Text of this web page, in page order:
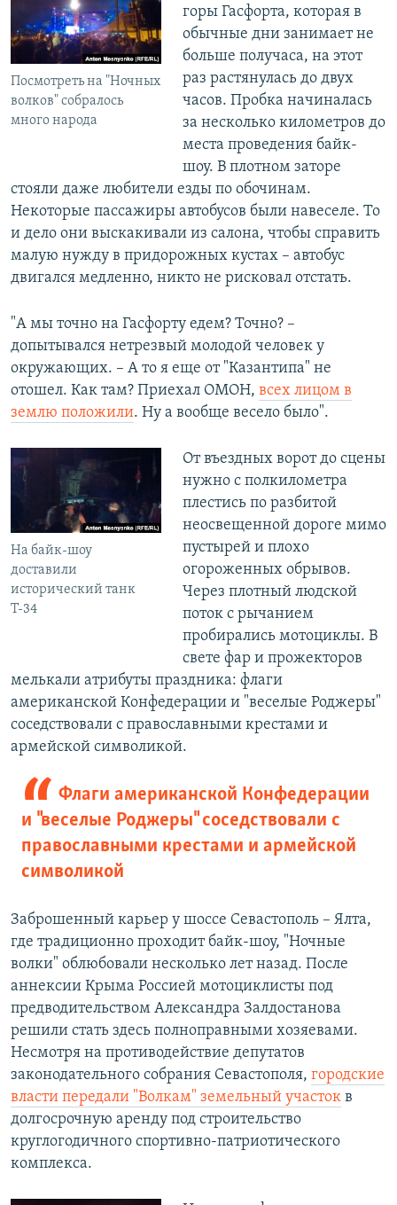
Посмотреть на "Ночных
волков" собралось
много народа
горы Гасфорта, которая в
обычные дни занимает не
больше получаса, на этот
раз растянулась до двух
часов. Пробка начиналась
за несколько километров до
места проведения байк-
шоу. В плотном заторе
стояли даже любители езды по обочинам.
Некоторые пассажиры автобусов были навеселе. То
и дело они выскакивали из салона, чтобы справить
малую нужду в придорожных кустах – автобус
двигался медленно, никто не рисковал отстать.
"А мы точно на Гасфорту едем? Точно? –
допытывался нетрезвый молодой человек у
окружающих. – А то я еще от "Казантипа" не
отошел. Как там? Приехал ОМОН, всех лицом в
землю положили. Ну а вообще весело было".
На байк-шоу
доставили
исторический танк
Т-34
От въездных ворот до сцены
нужно с полкилометра
плестись по разбитой
неосвещенной дороге мимо
пустырей и плохо
огороженных обрывов.
Через плотный людской
поток с рычанием
пробирались мотоциклы. В
свете фар и прожекторов
мелькали атрибуты праздника: флаги
американской Конфедерации и "веселые Роджеры"
соседствовали с православными крестами и
армейской символикой.
Флаги американской Конфедерации
и "веселые Роджеры" соседствовали с
православными крестами и армейской
символикой
Заброшенный карьер у шоссе Севастополь – Ялта,
где традиционно проходит байк-шоу, "Ночные
волки" облюбовали несколько лет назад. После
аннексии Крыма Россией мотоциклисты под
предводительством Александра Залдостанова
решили стать здесь полноправными хозяевами.
Несмотря на противодействие депутатов
законодательного собрания Севастополя, городские
власти передали "Волкам" земельный участок в
долгосрочную аренду под строительство
круглогодичного спортивно-патриотического
комплекса.